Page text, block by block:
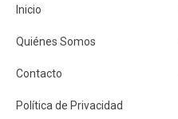
Inicio
Quiénes Somos
Contacto
Política de Privacidad